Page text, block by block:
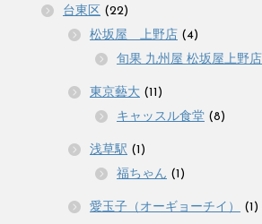
台東区 (22)
松坂屋 上野店 (4)
旬果 九州屋 松坂屋上野店
東京藝大 (11)
キャッスル食堂 (8)
浅草駅 (1)
福ちゃん (1)
愛玉子（オーギョーチイ）
(1)